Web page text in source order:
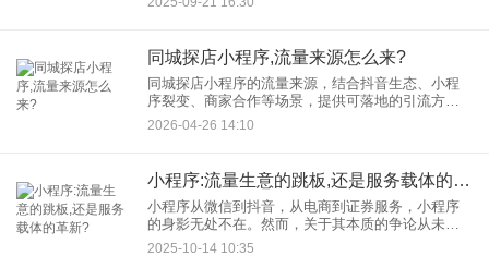
困惑。本文将为您清晰解析小程序流量主开通条
同城探店小程序,流量来源怎么来?
同城探店小程序的流量来源，结合抖音生态、小程
序裂变、商家合作等场景，提供可落地的引流方
案。本文将从内容创作到用户裂变，从平台算法到
线下联动等方面，助你快速打造高流量同城探店平
2026-04-26 14:10
小程序:流量生意的跳板,还是服务载体的革新?
小程序从微信到抖音，从电商到证券服务，小程序
的身影无处不在。然而，关于其本质的争论从未停
歇：小程序究竟是“流量生意”的跳板，还是“服务载
体”的革新？这一问题的答案，或许就隐藏在小程序
2025-10-14 10:35